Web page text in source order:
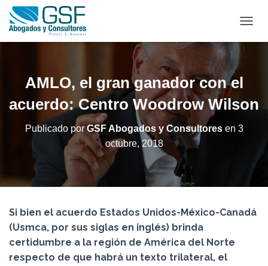
A
M
A
E
AMLO, el gran ganador con el
acuerdo: Centro Woodrow Wilson
Publicado porGSF Abogados y Consultoresen 3
octubre, 2018
Si bien el acuerdo Estados Unidos-México-Canadá
(Usmca, por sus siglas en inglés) brinda
certidumbre a la región de América del Norte
respecto de que habrá un texto trilateral, el